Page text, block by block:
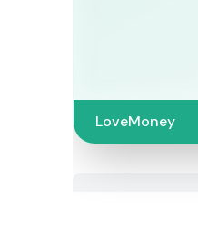
LoveMoney